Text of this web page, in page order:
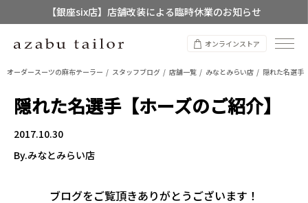
【銀座six店】店舗改装による臨時休業のお知らせ
【店舗限定】レディースオーダースーツ
オンラインストア
オーダースーツの麻布テーラー スタッフブログ 店舗一覧 みなとみらい店 隠れた名選手
隠れた名選手【ホーズのご紹介】
2017.10.30
By.みなとみらい店
ブログをご覧頂きありがとうございます！